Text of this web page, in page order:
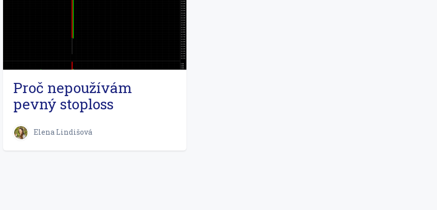
Proč nepoužívám
pevný stoploss
Elena Lindišová